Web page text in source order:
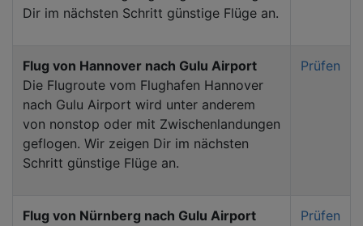
Dir im nächsten Schritt günstige Flüge an.
Flug von Hannover nach Gulu Airport
Die Flugroute vom Flughafen Hannover
nach Gulu Airport wird unter anderem
von nonstop oder mit Zwischenlandungen
geflogen. Wir zeigen Dir im nächsten
Schritt günstige Flüge an.
Prüfen
Flug von Nürnberg nach Gulu Airport
Prüfen